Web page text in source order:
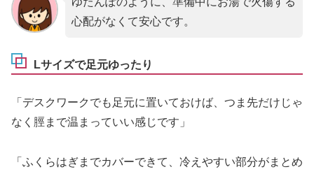
心配がなくて安心です。
Lサイズで足元ゆったり
「デスクワークでも足元に置いておけば、つま先だけじゃ
なく脛まで温まっていい感じです」
「ふくらはぎまでカバーできて、冷えやすい部分がまとめ